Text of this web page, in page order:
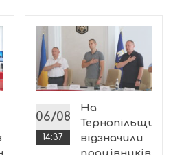
06/08
14:37
На
Тернопільщині
відзначили